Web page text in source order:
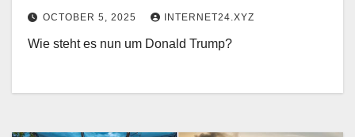
OCTOBER 5, 2025 INTERNET24.XYZ
Wie steht es nun um Donald Trump?